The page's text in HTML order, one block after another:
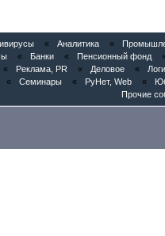
« Аналитика «
« Банки « Пенсионный фонд
« Реклама, PR « Деловое «
« Семинары « РуНет, Web «
Прочие